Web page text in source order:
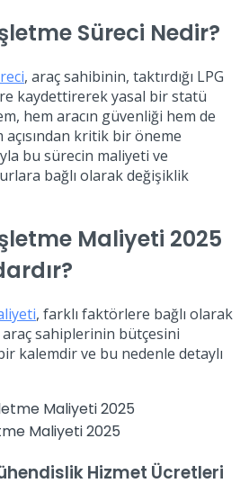
Süreci Nedir?
, araç sahibinin, taktırdığı LPG
kaydettirerek yasal bir statü
hem aracın güvenliği hem de
kritik bir öneme
bu sürecin maliyeti ve
bağlı olarak değişiklik
Maliyeti 2025
, farklı faktörlere bağlı olarak
sahiplerinin bütçesini
kalemdir ve bu nedenle detaylı
Maliyeti 2025
Hizmet Ücretleri